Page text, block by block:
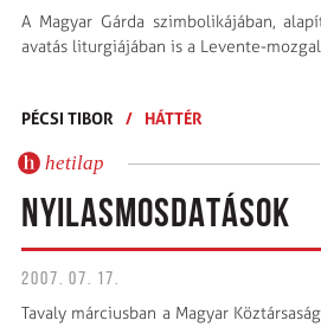
A Magyar Gárda szimbolikájában,
avatás liturgiájában is a Levente-
PÉCSI TIBOR / HÁTTÉR
hetilap
NYILASMOSDATÁSOK
2007. 07. 17.
Tavaly márciusban a Magyar